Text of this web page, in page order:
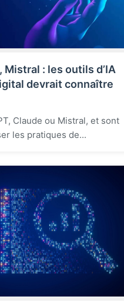
Mistral : les outils d’IA
devrait connaître
Claude ou Mistral, et sont
les pratiques de...